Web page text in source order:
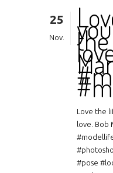
25
Nov.
Love the
love. Bob
#pose